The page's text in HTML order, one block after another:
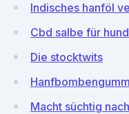
Indisches hanföl
Cbd salbe für
Die stocktwits
Macht süchtig